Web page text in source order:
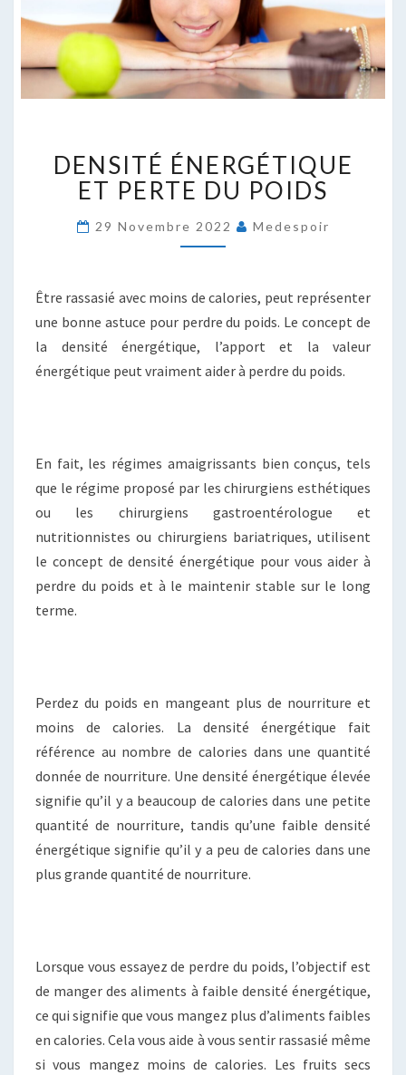
ÉNERGÉTIQUE
ET
PERTE
DU
POIDS
DENSITÉ ÉNERGÉTIQUE
ET PERTE DU POIDS
29 Novembre 2022 Medespoir
Être rassasié avec moins de calories, peut représenter
une bonne astuce pour perdre du poids. Le concept de
la densité énergétique, l’apport et la valeur
énergétique peut vraiment aider à perdre du poids.
En fait, les régimes amaigrissants bien conçus, tels
que le régime proposé par les chirurgiens esthétiques
ou les chirurgiens gastroentérologue et
nutritionnistes ou chirurgiens bariatriques, utilisent
le concept de densité énergétique pour vous aider à
perdre du poids et à le maintenir stable sur le long
terme.
Perdez du poids en mangeant plus de nourriture et
moins de calories. La densité énergétique fait
référence au nombre de calories dans une quantité
donnée de nourriture. Une densité énergétique élevée
signifie qu’il y a beaucoup de calories dans une petite
quantité de nourriture, tandis qu’une faible densité
énergétique signifie qu’il y a peu de calories dans une
plus grande quantité de nourriture.
Lorsque vous essayez de perdre du poids, l’objectif est
de manger des aliments à faible densité énergétique,
ce qui signifie que vous mangez plus d’aliments faibles
en calories. Cela vous aide à vous sentir rassasié même
si vous mangez moins de calories. Les fruits secs